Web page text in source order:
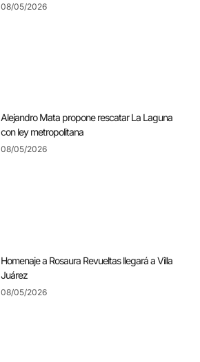
08/05/2026
Alejandro Mata propone rescatar La Laguna
con ley metropolitana
08/05/2026
Homenaje a Rosaura Revueltas llegará a Villa
Juárez
08/05/2026